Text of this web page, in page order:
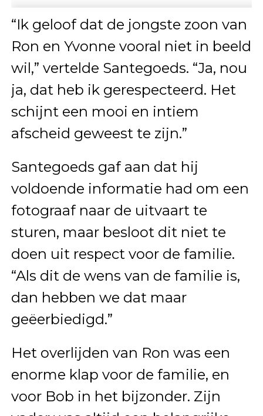
“Ik geloof dat de jongste zoon van
Ron en Yvonne vooral niet in beeld
wil,” vertelde Santegoeds. “Ja, nou
ja, dat heb ik gerespecteerd. Het
schijnt een mooi en intiem
afscheid geweest te zijn.”
Santegoeds gaf aan dat hij
voldoende informatie had om een
fotograaf naar de uitvaart te
sturen, maar besloot dit niet te
doen uit respect voor de familie.
“Als dit de wens van de familie is,
dan hebben we dat maar
geëerbiedigd.”
Het overlijden van Ron was een
enorme klap voor de familie, en
voor Bob in het bijzonder. Zijn